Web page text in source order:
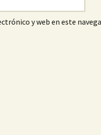
y web en este